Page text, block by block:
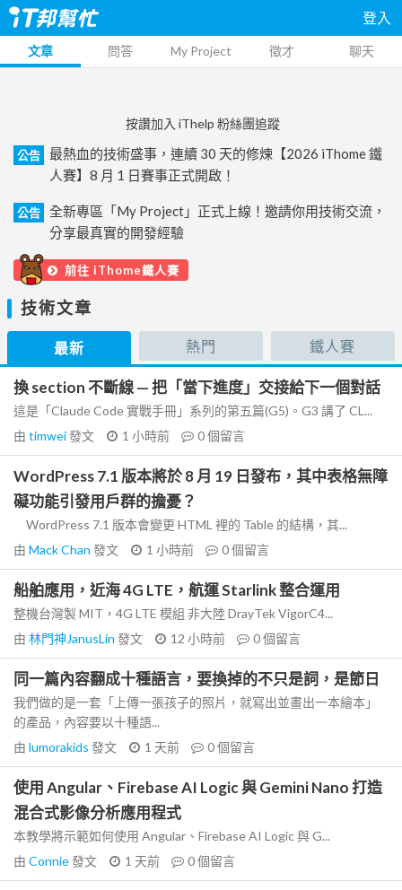
登入
文章 問答 My Project 徵才 聊天
按讚加入 iThelp 粉絲團追蹤
公告
最熱血的技術盛事，連續 30 天的修煉【2026 iThome 鐵
人賽】8 月 1 日賽事正式開啟！
公告
全新專區「My Project」正式上線！邀請你用技術交流，
分享最真實的開發經驗
前往 iThome鐵人賽
技術文章
最新 熱門 鐵人賽
換 section 不斷線 — 把「當下進度」交接給下一個對話
這是「Claude Code 實戰手冊」系列的第五篇(G5)。G3 講了 CL...
由 timwei發文 1 小時前 0個留言
WordPress 7.1 版本將於 8 月 19 日發布，其中表格無障
礙功能引發用戶群的擔憂？
WordPress 7.1 版本會變更 HTML 裡的 Table 的結構，其...
由 Mack Chan 發文 1 小時前 0個留言
船舶應用，近海 4G LTE，航運 Starlink 整合運用
整機台灣製 MIT，4G LTE 模組 非大陸 DrayTek VigorC4...
由 林門神JanusLin 發文 12 小時前 0個留言
同一篇內容翻成十種語言，要換掉的不只是詞，是節日
我們做的是一套「上傳一張孩子的照片，就寫出並畫出一本繪本」
的產品，內容要以十種語...
由 lumorakids 發文 1 天前 0個留言
使用 Angular、Firebase AI Logic 與 Gemini Nano 打造
混合式影像分析應用程式
本教學將示範如何使用 Angular、Firebase AI Logic 與 G...
由 Connie發文 1 天前 0個留言